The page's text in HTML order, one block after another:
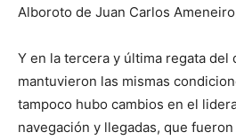
Alboroto de Juan Carlos
Y en la tercera y última regata del
mantuvieron las mismas
tampoco hubo cambios en el
navegación y llegadas, que